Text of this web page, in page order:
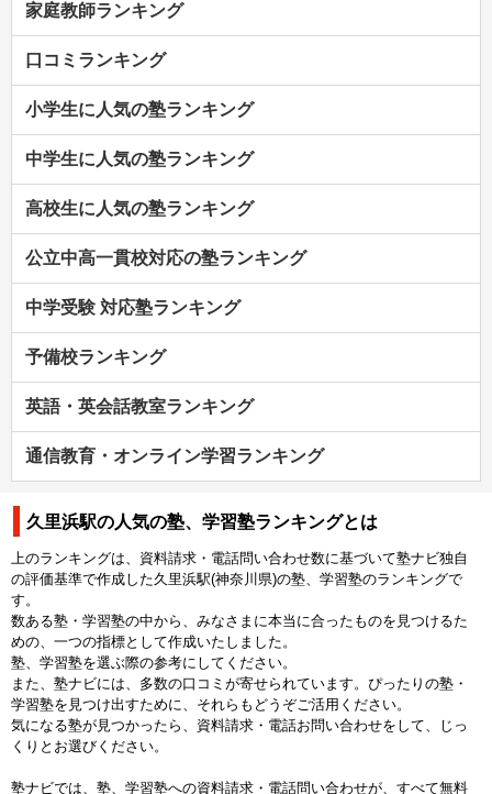
家庭教師ランキング
口コミランキング
小学生に人気の塾ランキング
中学生に人気の塾ランキング
高校生に人気の塾ランキング
公立中高一貫校対応の塾ランキング
中学受験 対応塾ランキング
予備校ランキング
英語・英会話教室ランキング
通信教育・オンライン学習ランキング
久里浜駅の人気の塾、学習塾ランキングとは
上のランキングは、資料請求・電話問い合わせ数に基づいて塾ナビ独自
の評価基準で作成した久里浜駅(神奈川県)の塾、学習塾のランキングで
す。
数ある塾・学習塾の中から、みなさまに本当に合ったものを見つけるた
めの、一つの指標として作成いたしました。
塾、学習塾を選ぶ際の参考にしてください。
また、塾ナビには、多数の口コミが寄せられています。ぴったりの塾・
学習塾を見つけ出すために、それらもどうぞご活用ください。
気になる塾が見つかったら、資料請求・電話お問い合わせをして、じっ
くりとお選びください。
塾ナビでは、塾、学習塾への資料請求・電話問い合わせが、すべて無料